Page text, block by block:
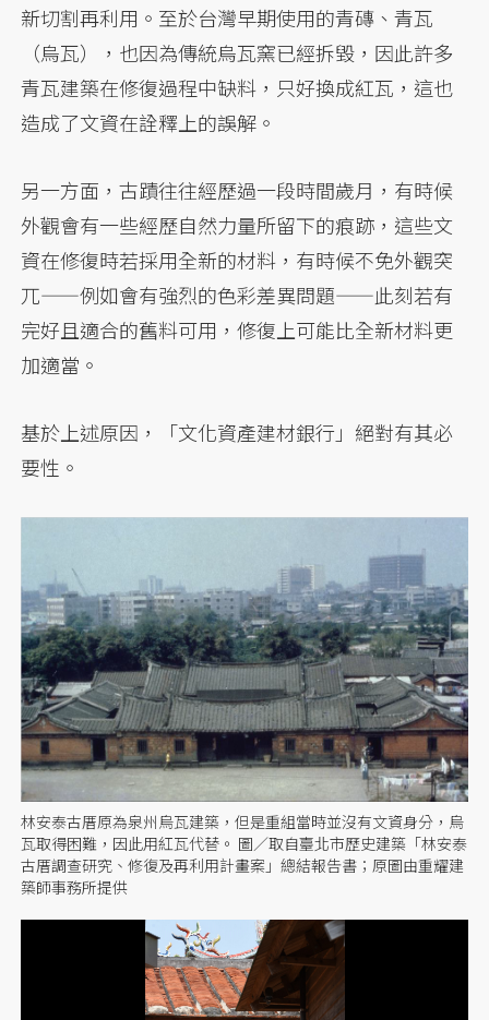
新切割再利用。至於台灣早期使用的青磚、青瓦
（烏瓦），也因為傳統烏瓦窯已經拆毀，因此許多
青瓦建築在修復過程中缺料，只好換成紅瓦，這也
造成了文資在詮釋上的誤解。
另一方面，古蹟往往經歷過一段時間歲月，有時候
外觀會有一些經歷自然力量所留下的痕跡，這些文
資在修復時若採用全新的材料，有時候不免外觀突
兀——例如會有強烈的色彩差異問題——此刻若有
完好且適合的舊料可用，修復上可能比全新材料更
加適當。
基於上述原因，「文化資產建材銀行」絕對有其必
要性。
林安泰古厝原為泉州烏瓦建築，但是重組當時並沒有文資身分，烏
瓦取得困難，因此用紅瓦代替。 圖／取自臺北市歷史建築「林安泰
古厝調查研究、修復及再利用計畫案」總結報告書；原圖由重耀建
築師事務所提供